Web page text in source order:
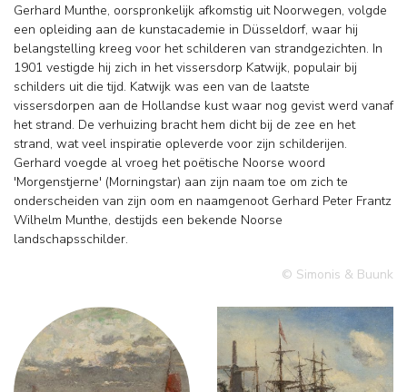
Gerhard Munthe, oorspronkelijk afkomstig uit Noorwegen, volgde
een opleiding aan de kunstacademie in Düsseldorf, waar hij
belangstelling kreeg voor het schilderen van strandgezichten. In
1901 vestigde hij zich in het vissersdorp Katwijk, populair bij
schilders uit die tijd. Katwijk was een van de laatste
vissersdorpen aan de Hollandse kust waar nog gevist werd vanaf
het strand. De verhuizing bracht hem dicht bij de zee en het
strand, wat veel inspiratie opleverde voor zijn schilderijen.
Gerhard voegde al vroeg het poëtische Noorse woord
'Morgenstjerne' (Morningstar) aan zijn naam toe om zich te
onderscheiden van zijn oom en naamgenoot Gerhard Peter Frantz
Wilhelm Munthe, destijds een bekende Noorse
landschapsschilder.
© Simonis & Buunk